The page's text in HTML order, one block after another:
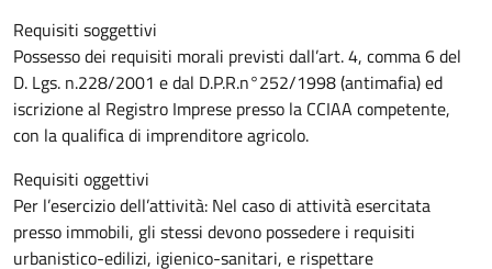
Requisiti soggettivi
Possesso dei requisiti morali previsti dall’art. 4, comma 6 del
D. Lgs. n.228/2001 e dal D.P.R.n°252/1998 (antimafia) ed
iscrizione al Registro Imprese presso la CCIAA competente,
con la qualifica di imprenditore agricolo.
Requisiti oggettivi
Per l’esercizio dell’attività: Nel caso di attività esercitata
presso immobili, gli stessi devono possedere i requisiti
urbanistico-edilizi, igienico-sanitari, e rispettare